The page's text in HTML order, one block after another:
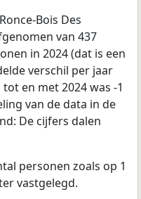
Bois Des
van 437
in 2024 (dat is een
verschil per jaar
en met 2024 was -1
van de data in de
De cijfers dalen
personen zoals op 1
vastgelegd.